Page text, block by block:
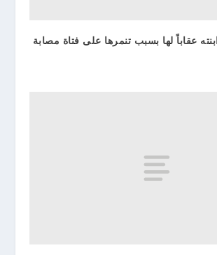
عقاباً لها بسبب تنمرها على فتاة مصابة